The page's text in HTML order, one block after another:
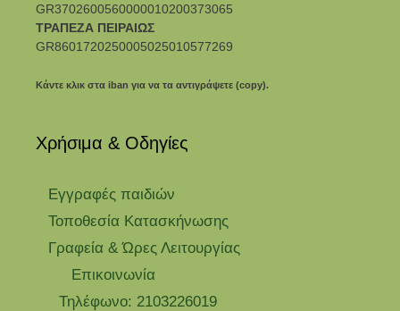
GR3702600560000010200373065
ΤΡΑΠΕΖΑ ΠΕΙΡΑΙΩΣ
GR8601720250005025010577269
Κάντε κλικ στα iban για να τα αντιγράψετε (copy).
Χρήσιμα & Οδηγίες
Eγγραφές παιδιών
Τοποθεσία Κατασκήνωσης
Γραφεία & Ώρες Λειτουργίας
Επικοινωνία
Τηλέφωνο: 2103226019